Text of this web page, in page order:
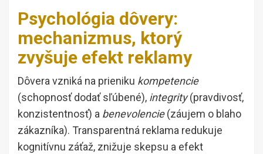
Psychológia dôvery:
mechanizmus, ktorý
zvyšuje efekt reklamy
Dôvera vzniká na prieniku kompetencie
(schopnosť dodať sľúbené), integrity(pravdivosť,
konzistentnosť) a benevolencie(záujem o blaho
zákazníka). Transparentná reklama redukuje
kognitívnu záťaž, znižuje skepsu a efekt